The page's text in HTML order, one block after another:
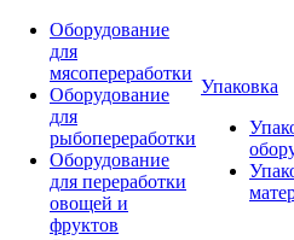
Оборудование
для
мясопереработки
Оборудование
для
рыбопереработки
Оборудование
для переработки
овощей и
фруктов
Упаковка